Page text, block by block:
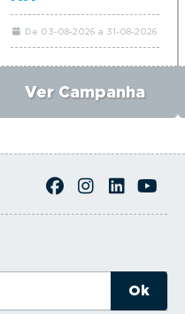
De 03-08-2026 a 31-08-2026
Ver Campanha